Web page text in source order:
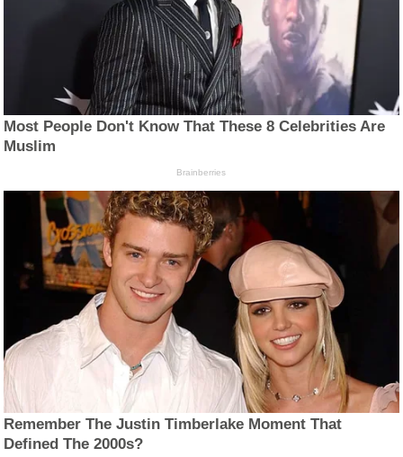
Most People Don't Know That These 8 Celebrities Are
Muslim
Brainberries
Remember The Justin Timberlake Moment That
Defined The 2000s?